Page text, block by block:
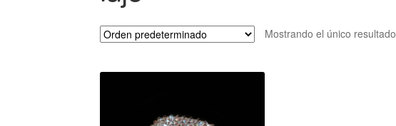
Mostrando el único resultado